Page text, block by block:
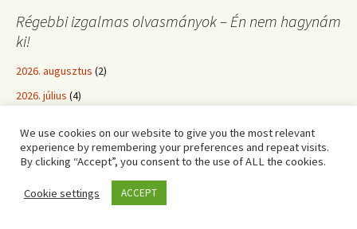
Régebbi izgalmas olvasmányok – Én nem hagynám
ki!
2026. augusztus (2)
2026. július (4)
2026. május(4)
2026. április (5)
2026. március(6)
We use cookies on our website to give you the most relevant
experience by remembering your preferences and repeat visits.
By clicking “Accept”, you consent to the use of ALL the cookies.
Cookie settings ACCEPT